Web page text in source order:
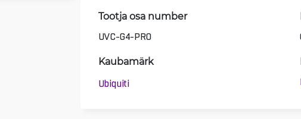
Tootja osa number
UVC-G4-PRO
Kaubamärk
Ubiquiti